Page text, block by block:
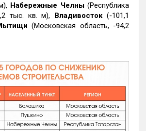
Набережные Челны(Республика
тыс. кв. м), Владивосток(-101,1
(Московская область, -94,2